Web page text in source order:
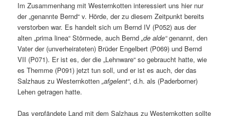
Im Zusammenhang mit Westernkotten interessiert uns hier nur
der „genannte Bernd“ v. Hörde, der zu diesem Zeitpunkt bereits
verstorben war. Es handelt sich um Bernd IV (P052) aus der
alten „prima linea“ Störmede, auch Bernd„de alde“genannt, den
Vater der (unverheirateten) Brüder Engelbert (P069) und Bernd
VII (P071). Er ist es, der die „Lehnware“ so gebraucht hatte, wie
es Themme (P091) jetzt tun soll, und er ist es auch, der das
Salzhaus zu Westernkotten„afgelent“, d.h. als (Paderborner)
Lehen getragen hatte.
Das verpfändete Land mit dem Salzhaus zu Westernkotten sollte